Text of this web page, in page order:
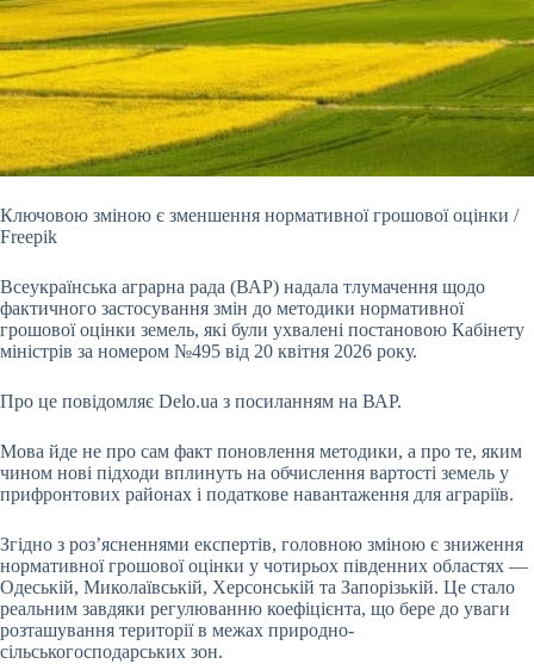
Ключовою зміною є зменшення нормативної грошової оцінки /
Freepik
Всеукраїнська аграрна рада (ВАР) надала тлумачення щодо
фактичного застосування змін до методики нормативної
грошової оцінки земель, які були ухвалені постановою Кабінету
міністрів за номером №495 від 20 квітня 2026 року.
Про це повідомляє Delo.ua з посиланням на ВАР.
Мова йде не про сам факт поновлення методики, а про те, яким
чином нові підходи вплинуть на обчислення вартості земель у
прифронтових районах і податкове навантаження для аграріїв.
Згідно з роз’ясненнями експертів, головною зміною є зниження
нормативної грошової оцінки у чотирьох південних областях —
Одеській, Миколаївській, Херсонській та Запорізькій. Це стало
реальним завдяки регулюванню коефіцієнта, що бере до уваги
розташування території в межах природно-
сільськогосподарських зон.